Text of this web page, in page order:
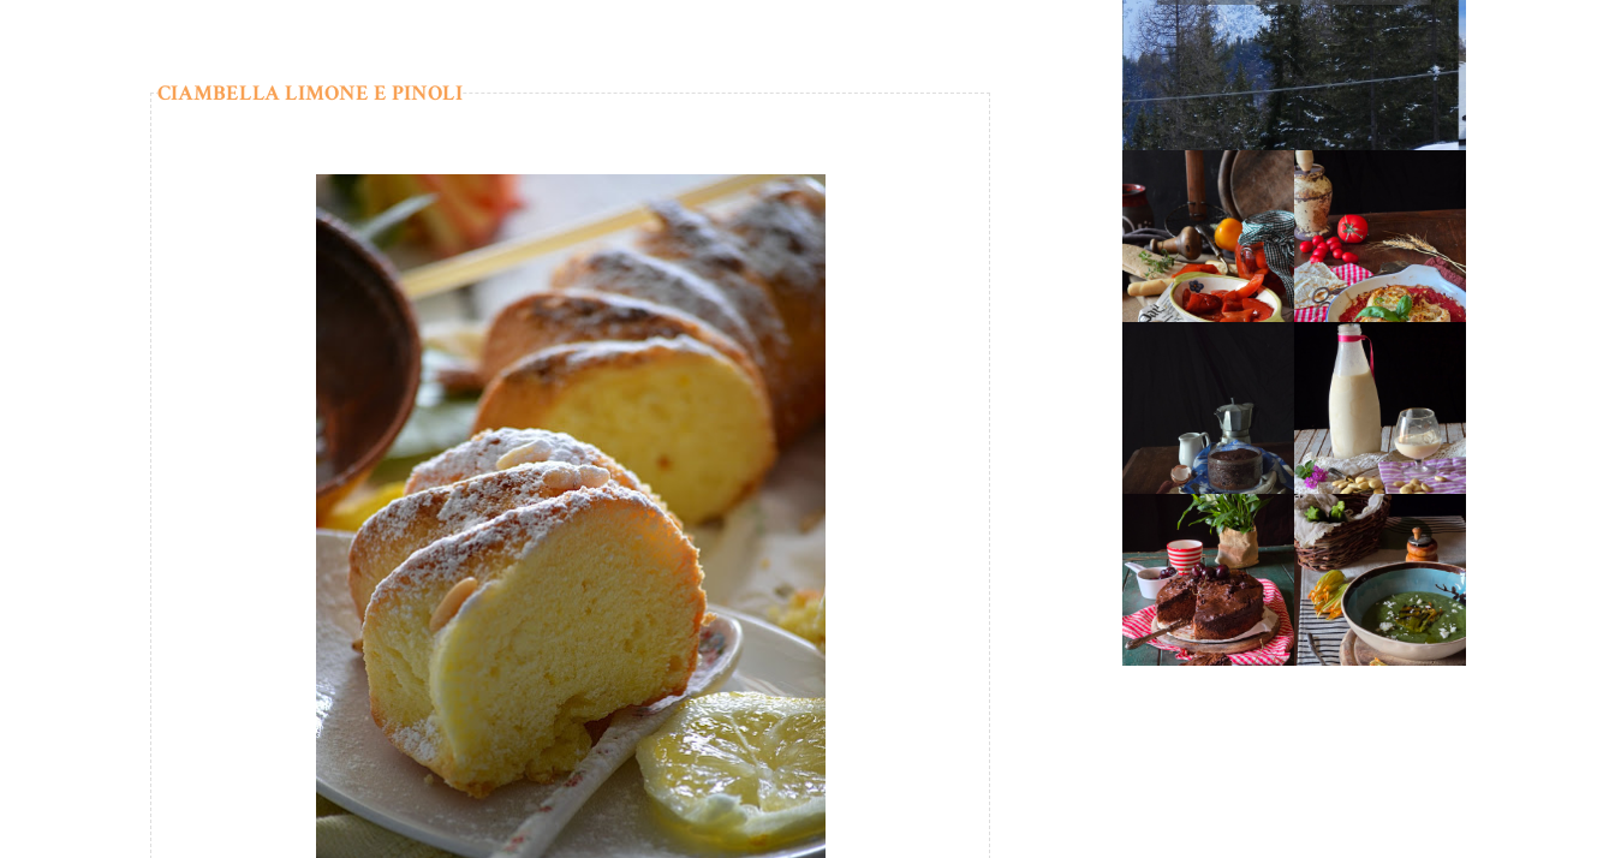
CIAMBELLA LIMONE E PINOLI
PEPERONI ALLA
PIEMONTESE
GIRANDOLE DI
RICOTTA
MUG CAKE AL
CIOCCOLATO
MANDORLITO
TORTA DOPPIO
CIOCCOLATO E
CILIEGIE
CREMA ESTIVA
DI ZUCCHINE
CON FIORI E
FETA